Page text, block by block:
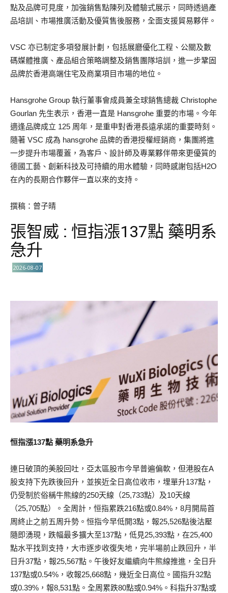
點及品牌可見度，加強銷售點陳列及體驗式展示，同時透過產
品培訓、市場推廣活動及優質售後服務，全面支援貿易夥伴。
VSC 亦已制定多項發展計劃，包括展廳優化工程、公關及數
碼媒體推廣、產品組合策略調整及銷售團隊培訓，進一步鞏固
品牌於香港高端住宅及商業項目市場的地位。
Hansgrohe Group 執行董事會成員兼全球銷售總裁 Christophe
Gourlan 先生表示，香港一直是 Hansgrohe 重要的市場。今年
適逢品牌成立 125 周年，是重申對香港長遠承諾的重要時刻。
隨著 VSC 成為 hansgrohe 品牌的香港授權經銷商，集團將進
一步提升市場覆蓋，為客戶、設計師及專業夥伴帶來更優質的
德國工藝、創新科技及可持續的用水體驗，同時感謝包括H2O
在內的長期合作夥伴一直以來的支持。
撰稿：曾子晴
張智威 : 恒指漲137點 藥明系
急升
2026-08-07
恒指漲137點 藥明系急升
連日破頂的美股回吐，亞太區股市今早普遍偏軟，但港股在A
股支持下先跌後回升，並挨近全日高位收市，埋單升137點，
仍受制於俗稱牛熊線的250天線（25,733點）及10天線
（25,705點）。全周計，恒指累跌216點或0.84%，8月開局首
周終止之前五周升勢。恒指今早低開3點，報25,526點後沽壓
隨即湧現，跌幅最多擴大至137點，低見25,393點，在25,400
點水平找到支持，大市逐步收復失地，完半場前止跌回升，半
日升37點，報25,567點。午後好友繼續向牛熊線推進，全日升
137點或0.54%，收報25,668點，幾近全日高位。國指升32點
或0.39%，報8,531點。全周累跌80點或0.94%。科指升37點或